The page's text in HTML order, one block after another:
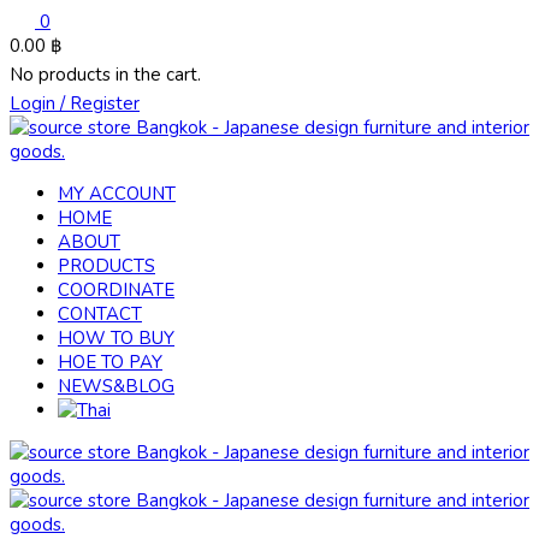
0
0.00 ฿
No products in the cart.
Login / Register
MY ACCOUNT
HOME
ABOUT
PRODUCTS
COORDINATE
CONTACT
HOW TO BUY
HOE TO PAY
NEWS&BLOG